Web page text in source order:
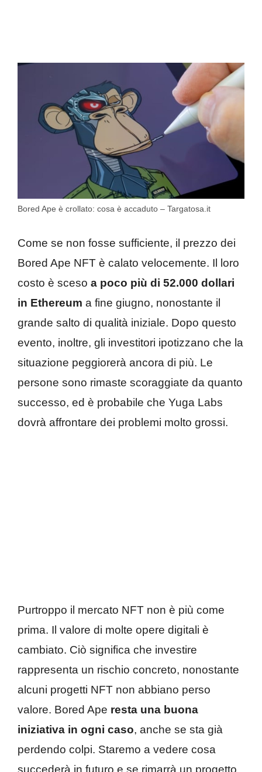
Bored Ape è crollato: cosa è accaduto – Targatosa.it
Come se non fosse sufficiente, il prezzo dei
Bored Ape NFT è calato velocemente. Il loro
costo è sceso a poco più di 52.000 dollari
in Ethereum a fine giugno, nonostante il
grande salto di qualità iniziale. Dopo questo
evento, inoltre, gli investitori ipotizzano che la
situazione peggiorerà ancora di più. Le
persone sono rimaste scoraggiate da quanto
successo, ed è probabile che Yuga Labs
dovrà affrontare dei problemi molto grossi.
Purtroppo il mercato NFT non è più come
prima. Il valore di molte opere digitali è
cambiato. Ciò significa che investire
rappresenta un rischio concreto, nonostante
alcuni progetti NFT non abbiano perso
valore. Bored Ape resta una buona
iniziativa in ogni caso, anche se sta già
perdendo colpi. Staremo a vedere cosa